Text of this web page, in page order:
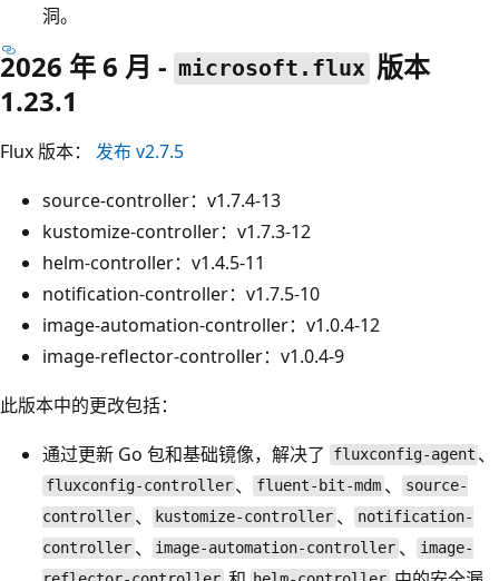
洞。
2026 年 6 月 - microsoft.flux 版本
1.23.1
Flux 版本： 发布 v2.7.5
source-controller：v1.7.4-13
kustomize-controller：v1.7.3-12
helm-controller：v1.4.5-11
notification-controller：v1.7.5-10
image-automation-controller：v1.0.4-12
image-reflector-controller：v1.0.4-9
此版本中的更改包括：
通过更新 Go 包和基础镜像，解决了
fluxconfig-agent 、
fluxconfig-controller 、 fluent-bit-mdm 、
source-
controller 、 kustomize-controller 、
notification-
controller 、 image-automation-controller 、
image-